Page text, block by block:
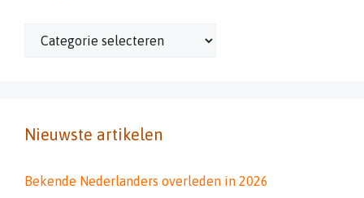
Categorieën
Nieuwste artikelen
Bekende Nederlanders overleden in 2026